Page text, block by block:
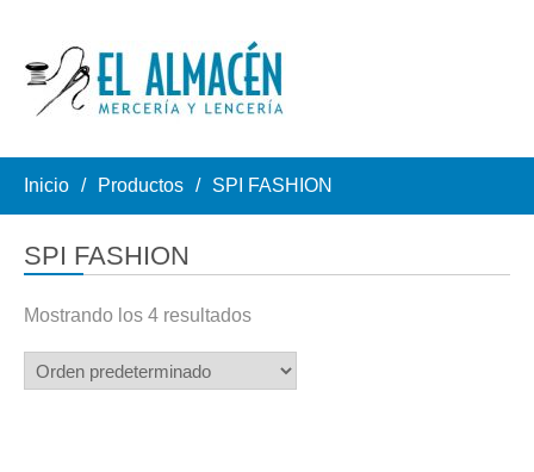
Inicio Productos SPI FASHION
SPI FASHION
Mostrando los 4 resultados